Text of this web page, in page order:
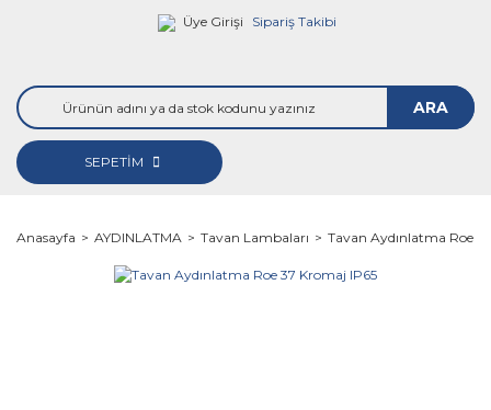
Üye Girişi Sipariş Takibi
ARA
SEPETİM
Anasayfa AYDINLATMA Tavan Lambaları Tavan Aydınlatma Roe